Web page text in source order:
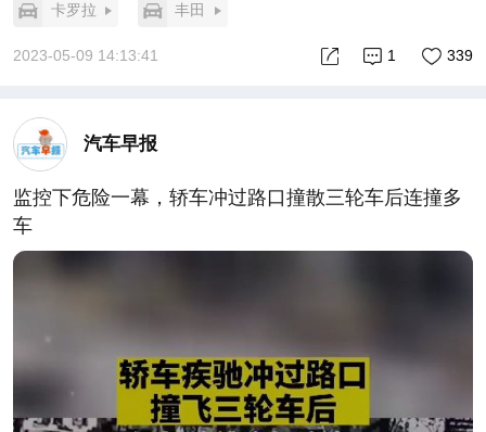
卡罗拉 丰田
2023-05-09 14:13:41 339
1
汽车早报
监控下危险一幕，轿车冲过路口撞散三轮车后连撞多
车